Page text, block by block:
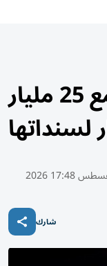
«ألفابت» تسعى لجمع 25 مليار
شارك